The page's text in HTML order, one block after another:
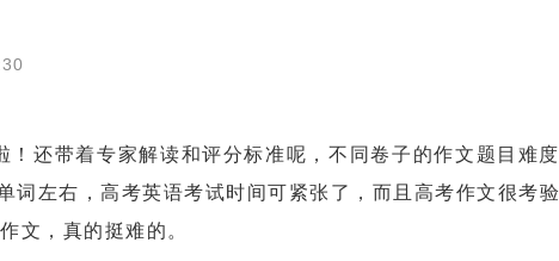
带着专家解读和评分标准呢，不同卷子的作文题目难度
左右，高考英语考试时间可紧张了，而且高考作文很考验
文，真的挺难的。